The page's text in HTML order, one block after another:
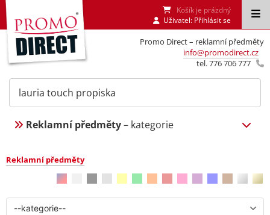
Promo Direct – reklamní předměty
info@promodirect.cz
tel. 776 706 777
Košík je prázdný
Uživatel: Přihlásit se
Reklamní předměty– kategorie
Reklamní předměty